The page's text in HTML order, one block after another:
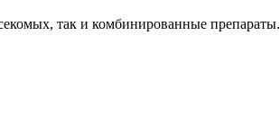
так и комбинированные препараты.